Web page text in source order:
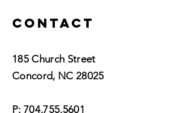
Contact
185 Church Street
Concord, NC 28025​
P:704.755.5601